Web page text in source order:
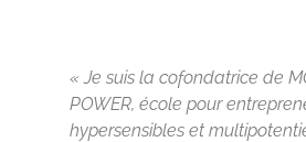
« Je suis la cofondatrice de
POWER, école pour
hypersensibles et